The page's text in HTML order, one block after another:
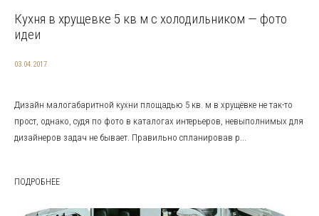
Кухня в хрущевке 5 кв м с холодильником — фото
идеи
03.04.2017
Дизайн малогабаритной кухни площадью 5 кв. м в хрущёвке не так-то
прост, однако, судя по фото в каталогах интерьеров, невыполнимых для
дизайнеров задач не бывает. Правильно спланировав р...
ПОДРОБНЕЕ